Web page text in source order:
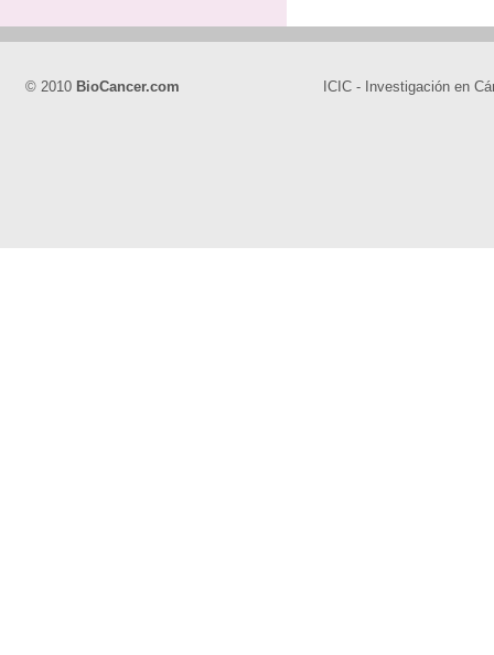
© 2010 BioCancer.com ICIC - Investigación en